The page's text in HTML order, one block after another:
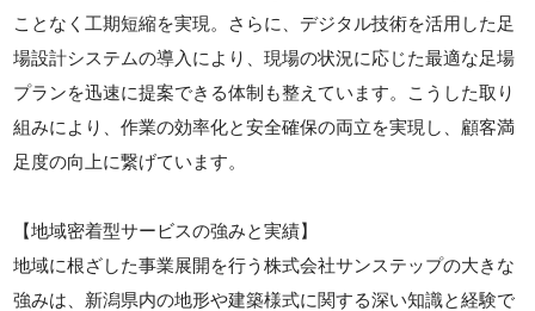
ことなく工期短縮を実現。さらに、デジタル技術を活用した足
場設計システムの導入により、現場の状況に応じた最適な足場
プランを迅速に提案できる体制も整えています。こうした取り
組みにより、作業の効率化と安全確保の両立を実現し、顧客満
足度の向上に繋げています。
【地域密着型サービスの強みと実績】
地域に根ざした事業展開を行う株式会社サンステップの大きな
強みは、新潟県内の地形や建築様式に関する深い知識と経験で